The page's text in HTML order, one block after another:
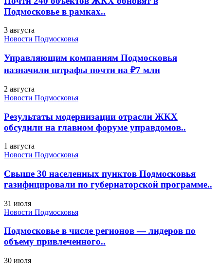
Подмосковье в рамках..
3 августа
Новости Подмосковья
Управляющим компаниям Подмосковья
назначили штрафы почти на ₽7 млн
2 августа
Новости Подмосковья
Результаты модернизации отрасли ЖКХ
обсудили на главном форуме управдомов..
1 августа
Новости Подмосковья
Свыше 30 населенных пунктов Подмосковья
газифицировали по губернаторской программе..
31 июля
Новости Подмосковья
Подмосковье в числе регионов — лидеров по
объему привлеченного..
30 июля